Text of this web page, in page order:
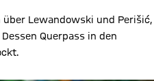
Lewandowski und Perišić,
Querpass in den